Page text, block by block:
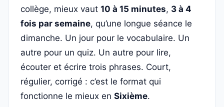
collège, mieux vaut 10 à 15 minutes, 3 à 4
fois par semaine, qu’une longue séance le
dimanche. Un jour pour le vocabulaire. Un
autre pour un quiz. Un autre pour lire,
écouter et écrire trois phrases. Court,
régulier, corrigé : c’est le format qui
fonctionne le mieux en Sixième.